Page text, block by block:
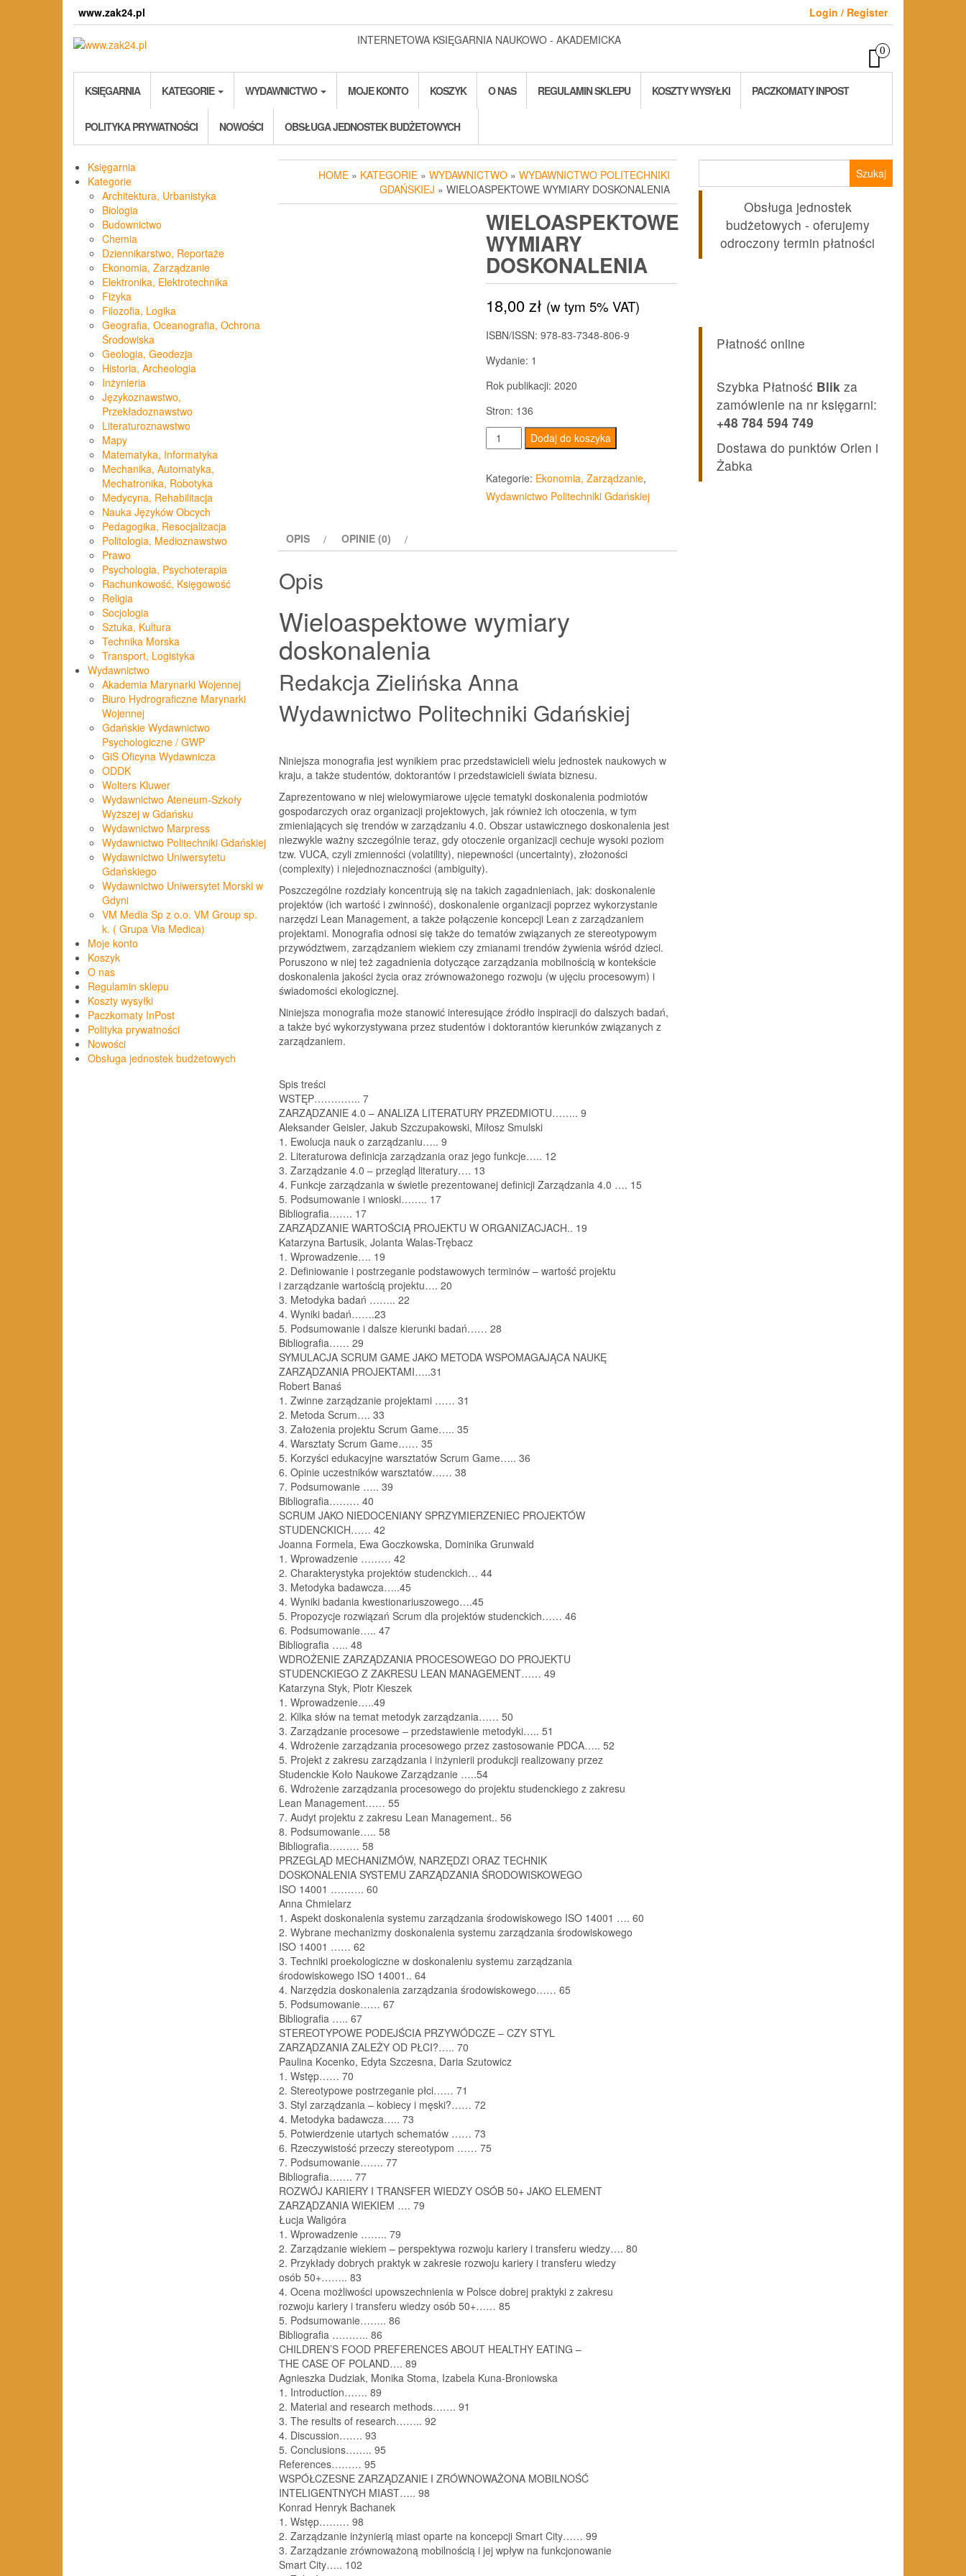
www.zak24.pl
Login / Register
INTERNETOWA KSIĘGARNIA NAUKOWO - AKADEMICKA
0
KSIĘGARNIA KATEGORIE WYDAWNICTWO MOJE KONTO KOSZYK O NAS REGULAMIN SKLEPU KOSZTY WYSYŁKI PACZKOMATY INPOST
POLITYKA PRYWATNOŚCI NOWOŚCI OBSŁUGA JEDNOSTEK BUDŻETOWYCH
Księgarnia
Kategorie
Architektura, Urbanistyka
Biologia
Budownictwo
Chemia
Dziennikarstwo, Reportaże
Ekonomia, Zarządzanie
Elektronika, Elektrotechnika
Fizyka
Filozofia, Logika
Geografia, Oceanografia, Ochrona
Środowiska
Geologia, Geodezja
Historia, Archeologia
Inżynieria
Językoznawstwo,
Przekładoznawstwo
Literaturoznawstwo
Mapy
Matematyka, Informatyka
Mechanika, Automatyka,
Mechatronika, Robotyka
Medycyna, Rehabilitacja
Nauka Języków Obcych
Pedagogika, Resocjalizacja
Politologia, Medioznawstwo
Prawo
Psychologia, Psychoterapia
Rachunkowość, Księgowość
Religia
Socjologia
Sztuka, Kultura
Technika Morska
Transport, Logistyka
Wydawnictwo
Akademia Marynarki Wojennej
Biuro Hydrograficzne Marynarki
Wojennej
Gdańskie Wydawnictwo
Psychologiczne / GWP
GiS Oficyna Wydawnicza
ODDK
Wolters Kluwer
Wydawnictwo Ateneum-Szkoły
Wyższej w Gdańsku
Wydawnictwo Marpress
Wydawnictwo Politechniki Gdańskiej
Wydawnictwo Uniwersytetu
Gdańskiego
Wydawnictwo Uniwersytet Morski w
Gdyni
VM Media Sp z o.o. VM Group sp.
k. ( Grupa Via Medica)
Moje konto
Koszyk
O nas
Regulamin sklepu
Koszty wysyłki
Paczkomaty InPost
Polityka prywatności
Nowości
Obsługa jednostek budżetowych
HOME » KATEGORIE » WYDAWNICTWO » WYDAWNICTWO POLITECHNIKI
GDAŃSKIEJ » WIELOASPEKTOWE WYMIARY DOSKONALENIA
WIELOASPEKTOWE
WYMIARY
DOSKONALENIA
18,00zł (w tym 5% VAT)
ISBN/ISSN: 978-83-7348-806-9
Wydanie: 1
Rok publikacji: 2020
Stron: 136
ilość
Wieloaspektowe
wymiary
doskonalenia
Dodaj do koszyka
Kategorie: Ekonomia, Zarządzanie,
Wydawnictwo Politechniki Gdańskiej
OPIS OPINIE (0)
Opis
Wieloaspektowe wymiary
doskonalenia
Redakcja Zielińska Anna
Wydawnictwo Politechniki Gdańskiej
Niniejsza monografia jest wynikiem prac przedstawicieli wielu jednostek naukowych w
kraju, a także studentów, doktorantów i przedstawicieli świata biznesu.
Zaprezentowano w niej wielowymiarowe ujęcie tematyki doskonalenia podmiotów
gospodarczych oraz organizacji projektowych, jak również ich otoczenia, w tym
zmieniających się trendów w zarządzaniu 4.0. Obszar ustawicznego doskonalenia jest
niezwykle ważny szczególnie teraz, gdy otoczenie organizacji cechuje wysoki poziom
tzw. VUCA, czyli zmienności (volatility), niepewności (uncertainty), złożoności
(complexity) i niejednoznaczności (ambiguity).
Poszczególne rozdziały koncentrują się na takich zagadnieniach, jak: doskonalenie
projektów (ich wartość i zwinność), doskonalenie organizacji poprzez wykorzystanie
narzędzi Lean Management, a także połączenie koncepcji Lean z zarządzaniem
projektami. Monografia odnosi się także do tematów związanych ze stereotypowym
przywództwem, zarządzaniem wiekiem czy zmianami trendów żywienia wśród dzieci.
Poruszono w niej też zagadnienia dotyczące zarządzania mobilnością w kontekście
doskonalenia jakości życia oraz zrównoważonego rozwoju (w ujęciu procesowym) i
świadomości ekologicznej.
Niniejsza monografia może stanowić interesujące źródło inspiracji do dalszych badań,
a także być wykorzystywana przez studentów i doktorantów kierunków związanych z
zarządzaniem.
Spis treści
WSTĘP………….. 7
ZARZĄDZANIE 4.0 – ANALIZA LITERATURY PRZEDMIOTU…….. 9
Aleksander Geisler, Jakub Szczupakowski, Miłosz Smulski
1. Ewolucja nauk o zarządzaniu….. 9
2. Literaturowa definicja zarządzania oraz jego funkcje….. 12
3. Zarządzanie 4.0 – przegląd literatury…. 13
4. Funkcje zarządzania w świetle prezentowanej definicji Zarządzania 4.0 …. 15
5. Podsumowanie i wnioski…….. 17
Bibliografia……. 17
ZARZĄDZANIE WARTOŚCIĄ PROJEKTU W ORGANIZACJACH.. 19
Katarzyna Bartusik, Jolanta Walas-Trębacz
1. Wprowadzenie…. 19
2. Definiowanie i postrzeganie podstawowych terminów – wartość projektu
i zarządzanie wartością projektu…. 20
3. Metodyka badań …….. 22
4. Wyniki badań…….23
5. Podsumowanie i dalsze kierunki badań…… 28
Bibliografia…… 29
SYMULACJA SCRUM GAME JAKO METODA WSPOMAGAJĄCA NAUKĘ
ZARZĄDZANIA PROJEKTAMI…..31
Robert Banaś
1. Zwinne zarządzanie projektami …… 31
2. Metoda Scrum…. 33
3. Założenia projektu Scrum Game….. 35
4. Warsztaty Scrum Game…… 35
5. Korzyści edukacyjne warsztatów Scrum Game….. 36
6. Opinie uczestników warsztatów…… 38
7. Podsumowanie ….. 39
Bibliografia……… 40
SCRUM JAKO NIEDOCENIANY SPRZYMIERZENIEC PROJEKTÓW
STUDENCKICH…… 42
Joanna Formela, Ewa Goczkowska, Dominika Grunwald
1. Wprowadzenie ……… 42
2. Charakterystyka projektów studenckich… 44
3. Metodyka badawcza…..45
4. Wyniki badania kwestionariuszowego….45
5. Propozycje rozwiązań Scrum dla projektów studenckich…… 46
6. Podsumowanie….. 47
Bibliografia ….. 48
WDROŻENIE ZARZĄDZANIA PROCESOWEGO DO PROJEKTU
STUDENCKIEGO Z ZAKRESU LEAN MANAGEMENT…… 49
Katarzyna Styk, Piotr Kieszek
1. Wprowadzenie…..49
2. Kilka słów na temat metodyk zarządzania…… 50
3. Zarządzanie procesowe – przedstawienie metodyki….. 51
4. Wdrożenie zarządzania procesowego przez zastosowanie PDCA….. 52
5. Projekt z zakresu zarządzania i inżynierii produkcji realizowany przez
Studenckie Koło Naukowe Zarządzanie …..54
6. Wdrożenie zarządzania procesowego do projektu studenckiego z zakresu
Lean Management…… 55
7. Audyt projektu z zakresu Lean Management.. 56
8. Podsumowanie….. 58
Bibliografia……… 58
PRZEGLĄD MECHANIZMÓW, NARZĘDZI ORAZ TECHNIK
DOSKONALENIA SYSTEMU ZARZĄDZANIA ŚRODOWISKOWEGO
ISO 14001 ………. 60
Anna Chmielarz
1. Aspekt doskonalenia systemu zarządzania środowiskowego ISO 14001 …. 60
2. Wybrane mechanizmy doskonalenia systemu zarządzania środowiskowego
ISO 14001 …… 62
3. Techniki proekologiczne w doskonaleniu systemu zarządzania
środowiskowego ISO 14001.. 64
4. Narzędzia doskonalenia zarządzania środowiskowego…… 65
5. Podsumowanie…… 67
Bibliografia ….. 67
STEREOTYPOWE PODEJŚCIA PRZYWÓDCZE – CZY STYL
ZARZĄDZANIA ZALEŻY OD PŁCI?….. 70
Paulina Kocenko, Edyta Szczesna, Daria Szutowicz
1. Wstęp…… 70
2. Stereotypowe postrzeganie płci…… 71
3. Styl zarządzania – kobiecy i męski?…… 72
4. Metodyka badawcza….. 73
5. Potwierdzenie utartych schematów …… 73
6. Rzeczywistość przeczy stereotypom …… 75
7. Podsumowanie……. 77
Bibliografia……. 77
ROZWÓJ KARIERY I TRANSFER WIEDZY OSÓB 50+ JAKO ELEMENT
ZARZĄDZANIA WIEKIEM …. 79
Łucja Waligóra
1. Wprowadzenie …….. 79
2. Zarządzanie wiekiem – perspektywa rozwoju kariery i transferu wiedzy…. 80
2. Przykłady dobrych praktyk w zakresie rozwoju kariery i transferu wiedzy
osób 50+…….. 83
4. Ocena możliwości upowszechnienia w Polsce dobrej praktyki z zakresu
rozwoju kariery i transferu wiedzy osób 50+…… 85
5. Podsumowanie…….. 86
Bibliografia ……….. 86
CHILDREN’S FOOD PREFERENCES ABOUT HEALTHY EATING –
THE CASE OF POLAND…. 89
Agnieszka Dudziak, Monika Stoma, Izabela Kuna-Broniowska
1. Introduction……. 89
2. Material and research methods……. 91
3. The results of research…….. 92
4. Discussion……. 93
5. Conclusions…….. 95
References……… 95
WSPÓŁCZESNE ZARZĄDZANIE I ZRÓWNOWAŻONA MOBILNOŚĆ
INTELIGENTNYCH MIAST….. 98
Konrad Henryk Bachanek
1. Wstęp……… 98
2. Zarządzanie inżynierią miast oparte na koncepcji Smart City…… 99
3. Zarządzanie zrównoważoną mobilnością i jej wpływ na funkcjonowanie
Smart City….. 102
Obsługa jednostek
budżetowych - oferujemy
odroczony termin płatności
Płatność online
Szybka Płatność Blik za
zamówienie na nr księgarni:
+48 784 594 749
Dostawa do punktów Orlen i
Żabka